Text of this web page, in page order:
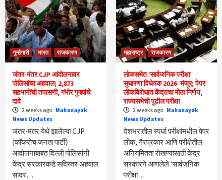
गुन्हेगारी भारत राजकारण
जंतर-मंतर CJP आंदोलनावर
पोलिसांचा अहवाल; 2,873
सहभागींची तपासणी, गंभीर गुन्ह्यांचे
दावे
2 weeks ago Mahanayak
News Updates
जंतर-मंतर येथे झालेल्या CJP
(कॉकरोच जनता पार्टी)
आंदोलनाबाबत दिल्ली पोलिसांनी
केंद्र सरकारकडे सविस्तर अहवाल
सादर…
महाराष्ट्र राजकारण
लोकसभेत ‘सार्वजनिक परीक्षा
सुधारणा विधेयक 2026’ मंजूर; पेपर
लीकविरोधात केंद्राचा मोठा निर्णय,
राज्यसभेची पुढील परीक्षा
2 weeks ago Mahanayak
News Updates
देशभरातील स्पर्धा परीक्षांमधील पेपर
लीक, गैरप्रकार आणि परीक्षेतील
अनियमितता रोखण्यासाठी केंद्र
सरकारने आणलेले ‘सार्वजनिक
परीक्षा…